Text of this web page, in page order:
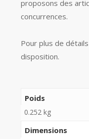
proposons des
concurrences.
Pour plus de
disposition.
Poids
0.252 kg
Dimensions